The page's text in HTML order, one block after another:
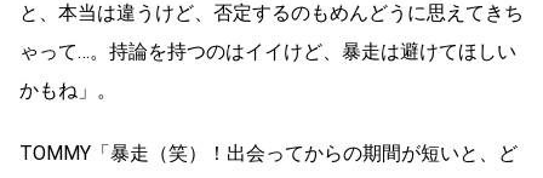
と、本当は違うけど、否定するのもめんどうに思えてきち
ゃって…。持論を持つのはイイけど、暴走は避けてほしい
かもね」。
TOMMY「暴走（笑）！出会ってからの期間が短いと、ど